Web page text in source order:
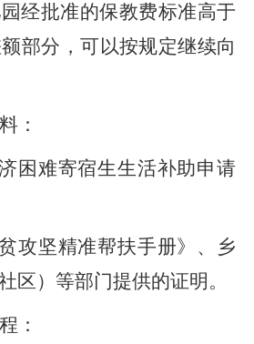
经批准的保教费标准高于
部分，可以按规定继续向
：
济困难寄宿生生活补助申请
贫攻坚精准帮扶手册》、乡
区）等部门提供的证明。
：